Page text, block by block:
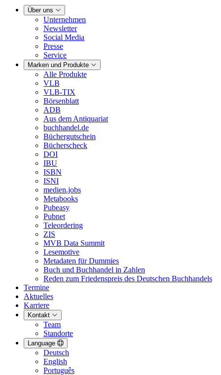
Über uns
Unternehmen
Newsletter
Social Media
Presse
Service
Marken und Produkte
Alle Produkte
VLB
VLB-TIX
Börsenblatt
ADB
Aus dem Antiquariat
buchhandel.de
Büchergutschein
Bücherscheck
DOI
IBU
ISBN
ISNI
medien.jobs
Metabooks
Pubeasy
Pubnet
Teleordering
ZIS
MVB Data Summit
Lesemotive
Metadaten für Dummies
Buch und Buchhandel in Zahlen
Reden zum Friedenspreis des Deutschen Buchhandels
Termine
Aktuelles
Karriere
Kontakt
Team
Standorte
Language
Deutsch
English
Português